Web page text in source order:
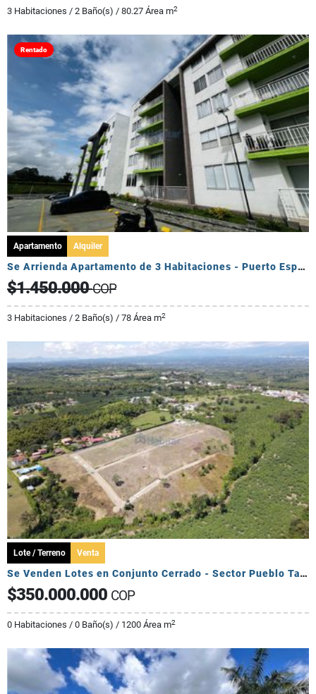
3 Habitaciones / 2 Baño(s) / 80.27 Área m2
Rentado
Apartamento Alquiler
Se Arrienda Apartamento de 3 Habitaciones - Puerto Espejo
$1.450.000COP
3 Habitaciones / 2 Baño(s) / 78 Área m2
Lote / Terreno Venta
Se Venden Lotes en Conjunto Cerrado - Sector Pueblo Tapado
$350.000.000 COP
0 Habitaciones / 0 Baño(s) / 1200 Área m2